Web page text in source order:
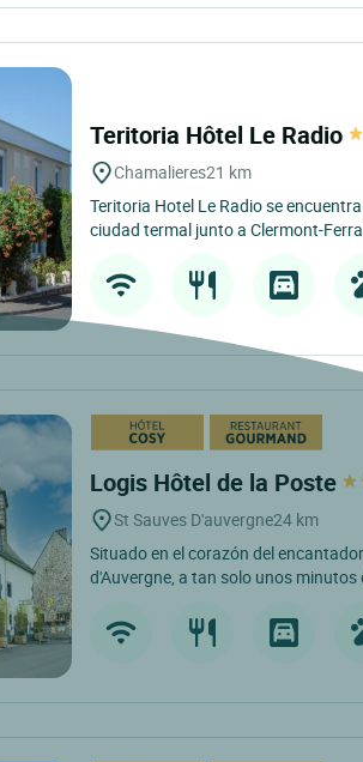
Teritoria Hôtel Le Radio
Chamalieres21 km
Teritoria Hotel Le Radio se
ciudad termal junto a Clermont-
Logis Hôtel de la Poste
St Sauves D'auvergne24 km
Situado en el corazón del
d'Auvergne, a tan solo unos